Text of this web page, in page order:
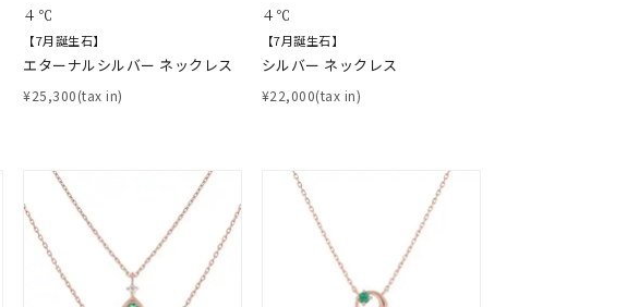
¥400,000
４℃
【7月誕生石】
エターナルシルバー ネックレス
¥25,300(tax in)
４℃
【7月誕生石】
シルバー ネックレス
¥22,000(tax in)